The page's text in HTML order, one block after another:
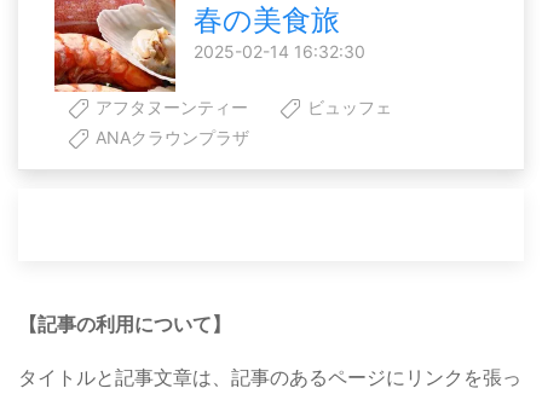
春の美食旅
2025-02-14 16:32:30
アフタヌーンティー
ビュッフェ
ANAクラウンプラザ
【記事の利用について】
タイトルと記事文章は、記事のあるページにリンクを張っ